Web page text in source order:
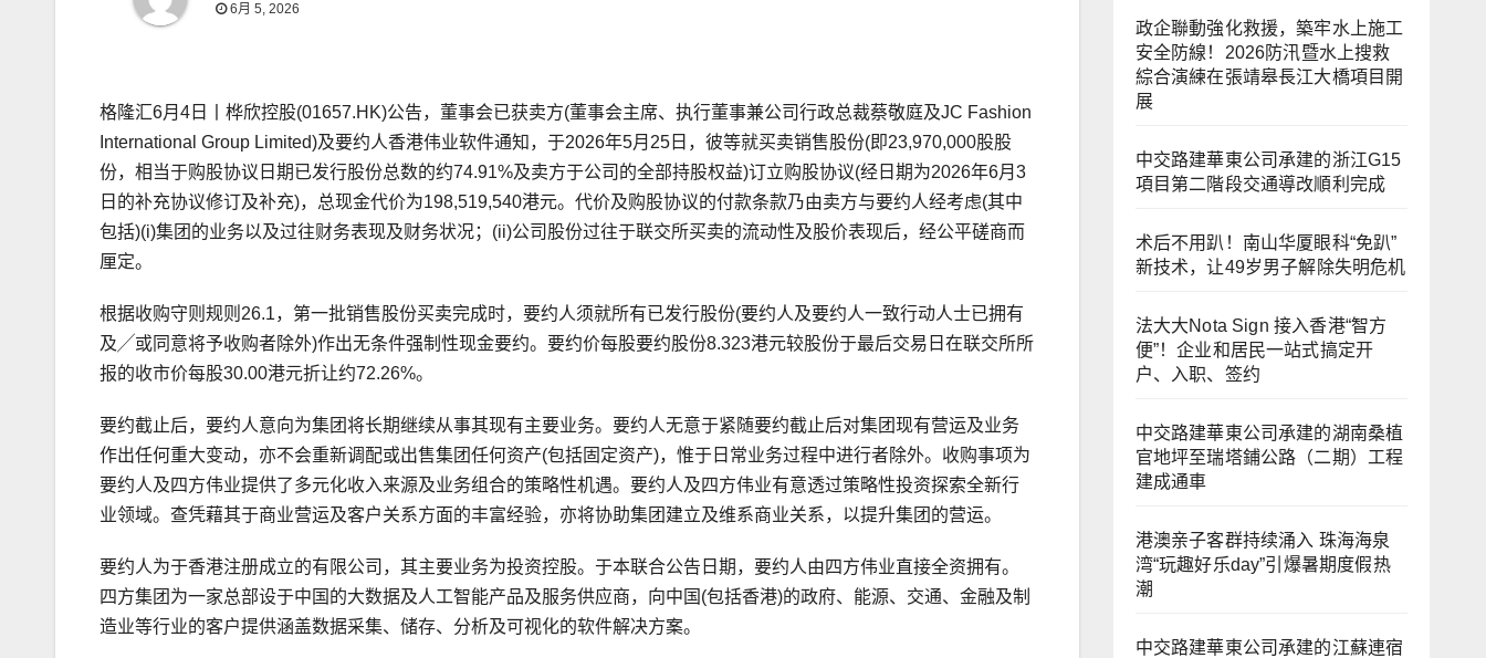
6月 5, 2026
格隆汇6月4日丨桦欣控股(01657.HK)公告，董事会已获卖方(董事会主席、执行董事兼公司行政总裁蔡敬庭及JC Fashion
International Group Limited)及要约人香港伟业软件通知，于2026年5月25日，彼等就买卖销售股份(即23,970,000股股
份，相当于购股协议日期已发行股份总数的约74.91%及卖方于公司的全部持股权益)订立购股协议(经日期为2026年6月3
日的补充协议修订及补充)，总现金代价为198,519,540港元。代价及购股协议的付款条款乃由卖方与要约人经考虑(其中
包括)(i)集团的业务以及过往财务表现及财务状况；(ii)公司股份过往于联交所买卖的流动性及股价表现后，经公平磋商而
厘定。
根据收购守则规则26.1，第一批销售股份买卖完成时，要约人须就所有已发行股份(要约人及要约人一致行动人士已拥有
及╱或同意将予收购者除外)作出无条件强制性现金要约。要约价每股要约股份8.323港元较股份于最后交易日在联交所所
报的收市价每股30.00港元折让约72.26%。
要约截止后，要约人意向为集团将长期继续从事其现有主要业务。要约人无意于紧随要约截止后对集团现有营运及业务
作出任何重大变动，亦不会重新调配或出售集团任何资产(包括固定资产)，惟于日常业务过程中进行者除外。收购事项为
要约人及四方伟业提供了多元化收入来源及业务组合的策略性机遇。要约人及四方伟业有意透过策略性投资探索全新行
业领域。查凭藉其于商业营运及客户关系方面的丰富经验，亦将协助集团建立及维系商业关系，以提升集团的营运。
要约人为于香港注册成立的有限公司，其主要业务为投资控股。于本联合公告日期，要约人由四方伟业直接全资拥有。
四方集团为一家总部设于中国的大数据及人工智能产品及服务供应商，向中国(包括香港)的政府、能源、交通、金融及制
造业等行业的客户提供涵盖数据采集、储存、分析及可视化的软件解决方案。
政企聯動強化救援，築牢水上施工
安全防線！2026防汛暨水上搜救
綜合演練在張靖皋長江大橋項目開
展
中交路建華東公司承建的浙江G15
項目第二階段交通導改順利完成
术后不用趴！南山华厦眼科“免趴”
新技术，让49岁男子解除失明危机
法大大Nota Sign 接入香港“智方
便”！企业和居民一站式搞定开
户、入职、签约
中交路建華東公司承建的湖南桑植
官地坪至瑞塔鋪公路（二期）工程
建成通車
港澳亲子客群持续涌入 珠海海泉
湾“玩趣好乐day”引爆暑期度假热
潮
中交路建華東公司承建的江蘇連宿